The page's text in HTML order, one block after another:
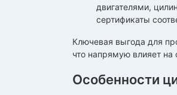
двигателями,
сертификаты
Ключевая выгода для
что напрямую влияет
Особенности